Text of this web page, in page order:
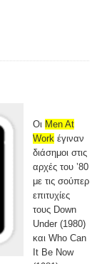
Οι Men At
Work έγιναν
διάσημοι στις
αρχές του ’80
με τις σούπερ
επιτυχίες
τους Down
Under (1980)
και Who Can
It Be Now